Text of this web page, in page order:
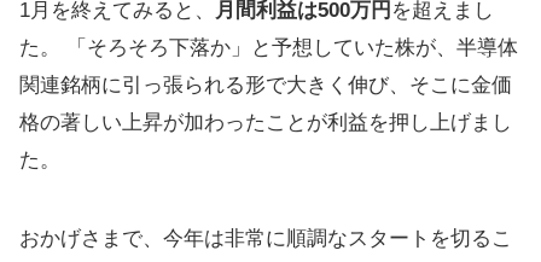
1月を終えてみると、 月間利益は500万円 を超えまし
た。 「そろそろ下落か」と予想していた株が、半導体
関連銘柄に引っ張られる形で大きく伸び、そこに金価
格の著しい上昇が加わったことが利益を押し上げまし
た。
おかげさまで、今年は非常に順調なスタートを切るこ